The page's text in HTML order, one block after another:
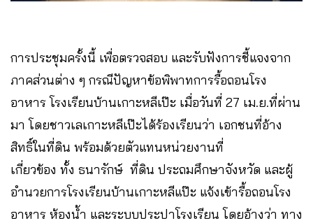
การประชุมครั้งนี้ เพื่อตรวจสอบ และรับฟังการชี้แจงจาก
ภาคส่วนต่าง ๆ กรณีปัญหาข้อพิพาทการรื้อถอนโรง
อาหาร โรงเรียนบ้านเกาะหลีเป๊ะ เมื่อวันที่ 27 เม.ย.ที่ผ่าน
มา โดยชาวเลเกาะหลีเป๊ะได้ร้องเรียนว่า เอกชนที่อ้าง
สิทธิ์ในที่ดิน พร้อมด้วยตัวแทนหน่วยงานที่
เกี่ยวข้อง ทั้ง ธนารักษ์ ที่ดิน ประถมศึกษาจังหวัด และผู้
อำนวยการโรงเรียนบ้านเกาะหลีแป๊ะ แจ้งเข้ารื้อถอนโรง
อาหาร ห้องน้ำ และระบบประปาโรงเรียน โดยอ้างว่า ทาง